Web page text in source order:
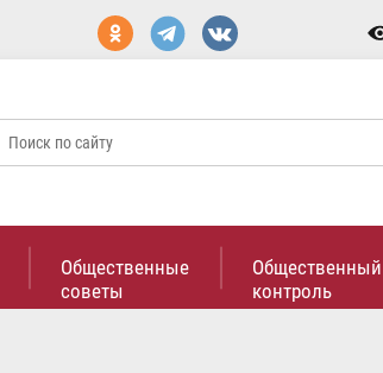
Общественные
советы
Общественный
контроль